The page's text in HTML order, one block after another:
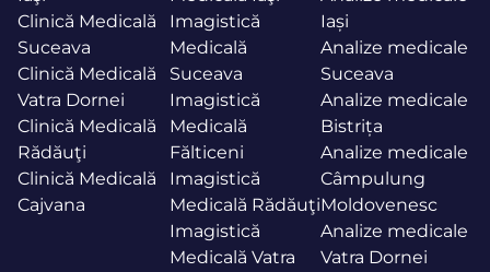
Clinică Medicală
Suceava
Clinică Medicală
Vatra Dornei
Clinică Medicală
Rădăuţi
Clinică Medicală
Cajvana
Imagistică
Medicală
Suceava
Imagistică
Medicală
Fălticeni
Imagistică
Medicală Rădăuţi
Imagistică
Medicală Vatra
Iași
Analize medicale
Suceava
Analize medicale
Bistrița
Analize medicale
Câmpulung
Moldovenesc
Analize medicale
Vatra Dornei